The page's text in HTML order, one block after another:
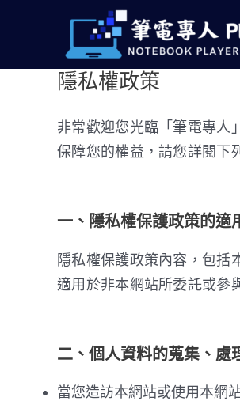
隱私權政策
非常歡迎您光臨「筆電專人
保障您的權益，請您詳閱下
一、隱私權保護政策的適
隱私權保護政策內容，包括
適用於非本網站所委託或參
二、個人資料的蒐集、處
當您造訪本網站或使用本網